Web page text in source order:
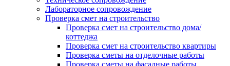
Лабораторное сопровождение
Проверка смет на строительство
Проверка смет на строительство дома/
коттеджа
Проверка смет на строительство квартиры
Проверка сметы на отделочные работы
Проверка сметы на фасадные работы